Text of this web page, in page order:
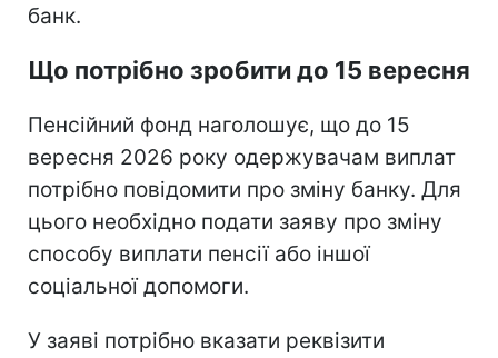
банк.
Що потрібно зробити до 15 вересня
Пенсійний фонд наголошує, що до 15
вересня 2026 року одержувачам виплат
потрібно повідомити про зміну банку. Для
цього необхідно подати заяву про зміну
способу виплати пенсії або іншої
соціальної допомоги.
У заяві потрібно вказати реквізити